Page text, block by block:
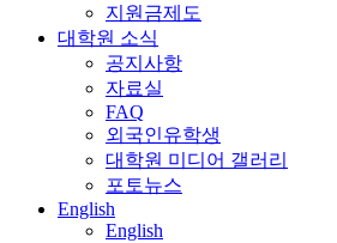
지원금제도
대학원 소식
공지사항
자료실
FAQ
외국인유학생
대학원 미디어 갤러리
포토뉴스
English
English